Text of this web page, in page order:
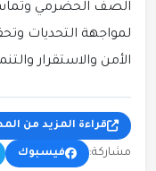
الصف الحضرمي
لمواجهة التحديات
الأمن والاستقرار
قراءة المزيد من
مشاركة: فيسبوك